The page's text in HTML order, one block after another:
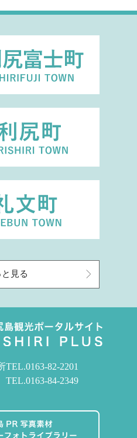
と見る
TEL.0163-82-2201
TEL.0163-84-2349